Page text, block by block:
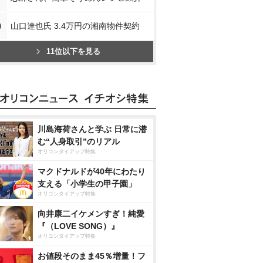
山口達也氏 3.4万円の湘南物件契約
11位以下を見る
川島海荷さんと学ぶ 日常に潜
む“人身取引”のリアル
オリコンタイアップ特集
マクドナルドが40年にわたり
支える「小学生の甲子園」
オリコンタイアップ特集
向井康二イケメンすぎ！純愛
『（LOVE SONG）』
オリコンタイアップ特集
お値段そのまま45％増量！フ